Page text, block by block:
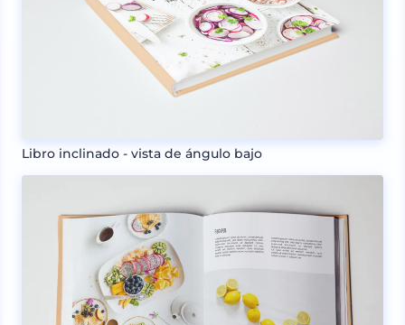
Libro inclinado - vista de ángulo bajo